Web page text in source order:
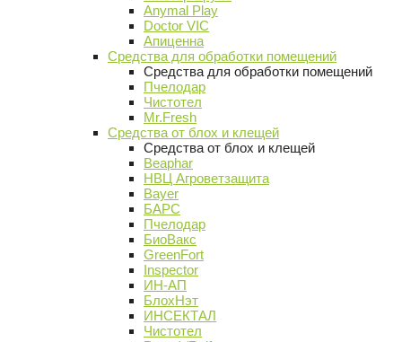
Anymal Play
Doctor VIC
Апиценна
Средства для обработки помещений
Средства для обработки помещений
Пчелодар
Чистотел
Mr.Fresh
Средства от блох и клещей
Средства от блох и клещей
Beaphar
НВЦ Агроветзащита
Bayer
БАРС
Пчелодар
БиоВакс
GreenFort
Inspector
ИН-АП
БлохНэт
ИНСЕКТАЛ
Чистотел